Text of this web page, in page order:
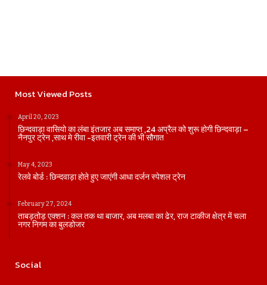
Most Viewed Posts
April 20, 2023
छिन्दवाड़ा वासियो का लंबा इंतजार अब समाप्त ,24 अप्रैल को शुरू होगी छिन्दवाड़ा –
नैनपुर ट्रेन ,साथ मे रीवा -इतवारी ट्रेन की भी सौगात
May 4, 2023
रेलवे बोर्ड : छिन्दवाड़ा होते हुए जाएंगी आधा दर्जन स्पेशल ट्रेन
February 27, 2024
ताबड़तोड़ एक्शन : कल तक था बाजार, अब मलबा का ढेर, राज टाकीज क्षेत्र में चला
नगर निगम का बुलडोजर
Social